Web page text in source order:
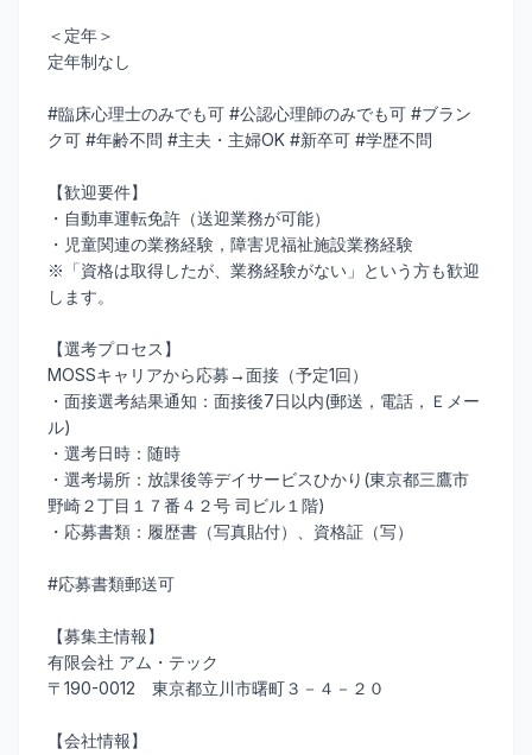
＜定年＞
定年制なし
#臨床心理士のみでも可 #公認心理師のみでも可 #ブラン
ク可 #年齢不問 #主夫・主婦OK #新卒可 #学歴不問
【歓迎要件】
・自動車運転免許（送迎業務が可能）
・児童関連の業務経験，障害児福祉施設業務経験
※「資格は取得したが、業務経験がない」という方も歓迎
します。
【選考プロセス】
MOSSキャリアから応募→面接（予定1回）
・面接選考結果通知：面接後7日以内(郵送，電話，Ｅメー
ル)
・選考日時：随時
・選考場所：放課後等デイサービスひかり(東京都三鷹市
野崎２丁目１７番４２号 司ビル１階)
・応募書類：履歴書（写真貼付）、資格証（写）
#応募書類郵送可
【募集主情報】
有限会社 アム・テック
〒190-0012 東京都立川市曙町３－４－２０
【会社情報】